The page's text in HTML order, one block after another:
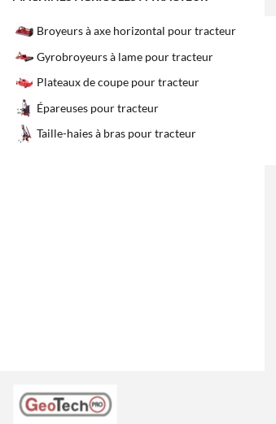
Broyeurs à axe horizontal pour tracteur
Gyrobroyeurs à lame pour tracteur
Plateaux de coupe pour tracteur
Épareuses pour tracteur
Taille-haies à bras pour tracteur